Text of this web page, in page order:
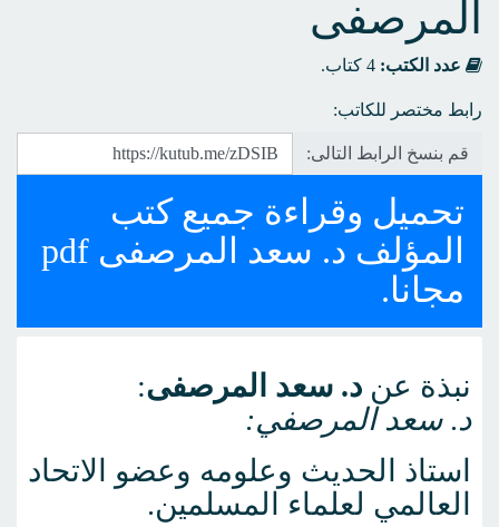
المرصفى
عدد الكتب:
رابط مختصر للكاتب:
قم بنسخ الرابط التالى:
تحميل وقراءة جميع كتب
المؤلف د. سعد المرصفى pdf
مجانا.
نبذة عن د. سعد المرصفى:
د.سعد المرصفي:
استاذ الحديث وعلومه وعضو الاتحاد
العالمي لعلماء المسلمين.